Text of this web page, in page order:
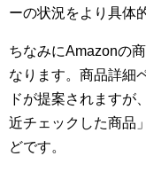
ーの状況をより具体
ちなみにAmazonの
なります。商品詳細
ドが提案されますが
近チェックした商品
どです。